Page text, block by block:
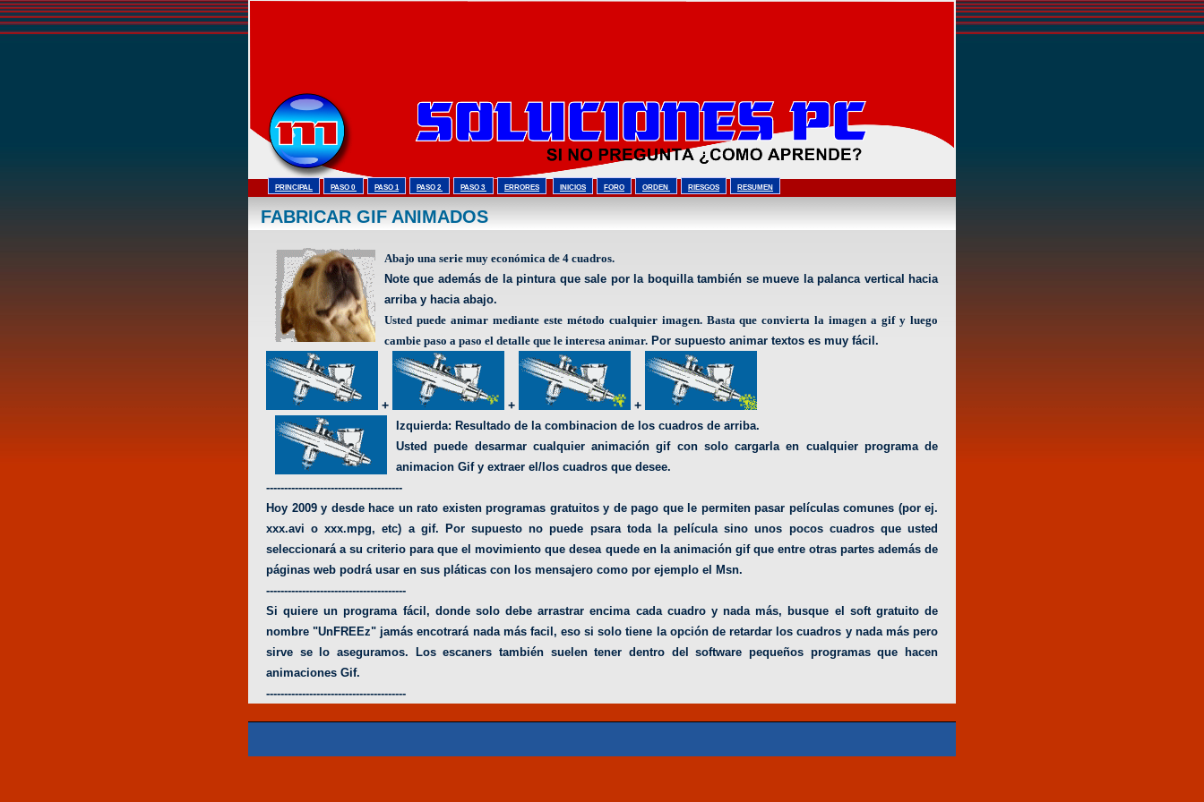
PRINCIPAL PASO 0 PASO 1 PASO 2 PASO 3 ERRORES INICIOS FORO ORDEN RIESGOS RESUMEN
FABRICAR GIF ANIMADOS
Abajo una serie muy económica de 4 cuadros.
Note que además de la pintura que sale por la boquilla también se mueve la palanca vertical hacia
arriba y hacia abajo.
Usted puede animar mediante este método cualquier imagen. Basta que convierta la imagen a gif y luego
cambie paso a paso el detalle que le interesa animar. Por supuesto animar textos es muy fácil.
+ + +
Izquierda: Resultado de la combinacion de los cuadros de arriba.
Usted puede desarmar cualquier animación gif con solo cargarla en cualquier programa de
animacion Gif y extraer el/los cuadros que desee.
--------------------------------------
Hoy 2009 y desde hace un rato existen programas gratuitos y de pago que le permiten pasar películas comunes (por ej.
xxx.avi o xxx.mpg, etc) a gif. Por supuesto no puede psara toda la película sino unos pocos cuadros que usted
seleccionará a su criterio para que el movimiento que desea quede en la animación gif que entre otras partes además de
páginas web podrá usar en sus pláticas con los mensajero como por ejemplo el Msn.
---------------------------------------
Si quiere un programa fácil, donde solo debe arrastrar encima cada cuadro y nada más, busque el soft gratuito de
nombre "UnFREEz" jamás encotrará nada más facil, eso si solo tiene la opción de retardar los cuadros y nada más pero
sirve se lo aseguramos. Los escaners también suelen tener dentro del software pequeños programas que hacen
animaciones Gif.
---------------------------------------